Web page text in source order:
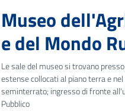
Museo
e del Mondo
Le sale del museo si trovano
estense collocati al piano terra e
seminterrato; ingresso di fronte
Pubblico